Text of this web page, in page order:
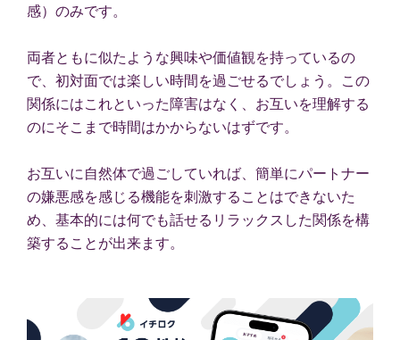
感）のみです。
両者ともに似たような興味や価値観を持っているの
で、初対面では楽しい時間を過ごせるでしょう。この
関係にはこれといった障害はなく、お互いを理解する
のにそこまで時間はかからないはずです。
お互いに自然体で過ごしていれば、簡単にパートナー
の嫌悪感を感じる機能を刺激することはできないた
め、基本的には何でも話せるリラックスした関係を構
築することが出来ます。